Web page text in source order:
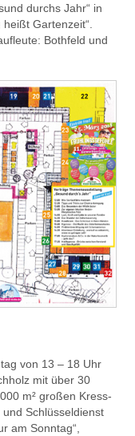
durchs Jahr“ in
Gartenzeit“.
Bothfeld und
von 13 – 18 Uhr
mit über 30
m² großen Kress-
Schlüsseldienst
am Sonntag“,